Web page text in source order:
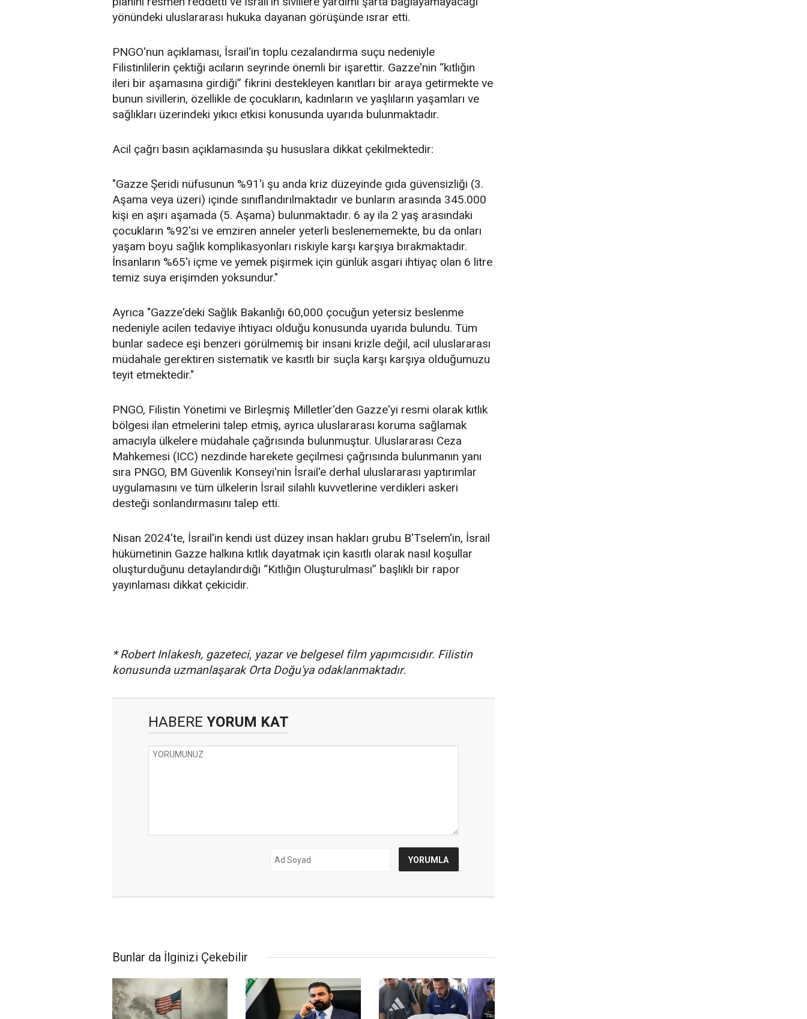
yönündeki uluslararası hukuka dayanan görüşünde ısrar etti.
PNGO'nun açıklaması, İsrail'in toplu cezalandırma suçu nedeniyle
Filistinlilerin çektiği acıların seyrinde önemli bir işarettir. Gazze'nin “kıtlığın
ileri bir aşamasına girdiği” fikrini destekleyen kanıtları bir araya getirmekte ve
bunun sivillerin, özellikle de çocukların, kadınların ve yaşlıların yaşamları ve
sağlıkları üzerindeki yıkıcı etkisi konusunda uyarıda bulunmaktadır.
Acil çağrı basın açıklamasında şu hususlara dikkat çekilmektedir:
"Gazze Şeridi nüfusunun %91'i şu anda kriz düzeyinde gıda güvensizliği (3.
Aşama veya üzeri) içinde sınıflandırılmaktadır ve bunların arasında 345.000
kişi en aşırı aşamada (5. Aşama) bulunmaktadır. 6 ay ila 2 yaş arasındaki
çocukların %92'si ve emziren anneler yeterli beslenememekte, bu da onları
yaşam boyu sağlık komplikasyonları riskiyle karşı karşıya bırakmaktadır.
İnsanların %65'i içme ve yemek pişirmek için günlük asgari ihtiyaç olan 6 litre
temiz suya erişimden yoksundur."
Ayrıca "Gazze'deki Sağlık Bakanlığı 60,000 çocuğun yetersiz beslenme
nedeniyle acilen tedaviye ihtiyacı olduğu konusunda uyarıda bulundu. Tüm
bunlar sadece eşi benzeri görülmemiş bir insani krizle değil, acil uluslararası
müdahale gerektiren sistematik ve kasıtlı bir suçla karşı karşıya olduğumuzu
teyit etmektedir."
PNGO, Filistin Yönetimi ve Birleşmiş Milletler'den Gazze'yi resmi olarak kıtlık
bölgesi ilan etmelerini talep etmiş, ayrıca uluslararası koruma sağlamak
amacıyla ülkelere müdahale çağrısında bulunmuştur. Uluslararası Ceza
Mahkemesi (ICC) nezdinde harekete geçilmesi çağrısında bulunmanın yanı
sıra PNGO, BM Güvenlik Konseyi'nin İsrail'e derhal uluslararası yaptırımlar
uygulamasını ve tüm ülkelerin İsrail silahlı kuvvetlerine verdikleri askeri
desteği sonlandırmasını talep etti.
Nisan 2024'te, İsrail'in kendi üst düzey insan hakları grubu B'Tselem'in, İsrail
hükümetinin Gazze halkına kıtlık dayatmak için kasıtlı olarak nasıl koşullar
oluşturduğunu detaylandırdığı “Kıtlığın Oluşturulması” başlıklı bir rapor
yayınlaması dikkat çekicidir.
* Robert Inlakesh, gazeteci, yazar ve belgesel film yapımcısıdır. Filistin
konusunda uzmanlaşarak Orta Doğu'ya odaklanmaktadır.
HABERE YORUM KAT
Bunlar da İlginizi Çekebilir